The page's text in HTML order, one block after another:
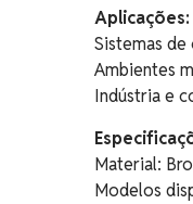
Aplicações:
Sistemas
Ambientes
Indústria e
Material:
Modelos